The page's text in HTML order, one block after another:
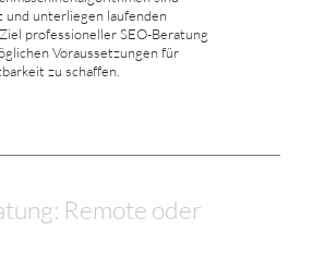
unterliegen laufenden
professioneller SEO-Beratung
Voraussetzungen für
zu schaffen.
Remote oder